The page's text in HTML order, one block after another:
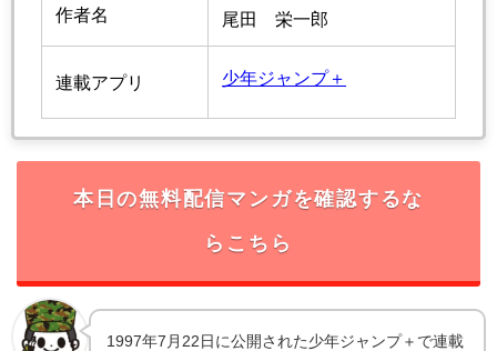
作者名 尾田 栄一郎
連載アプリ 少年ジャンプ＋
本日の無料配信マンガを確認するな
らこちら
1997年7月22日に公開された少年ジャンプ＋で連載